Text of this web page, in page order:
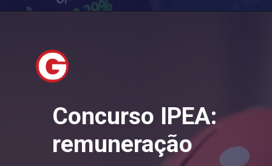
Concurso IPEA:
remuneração